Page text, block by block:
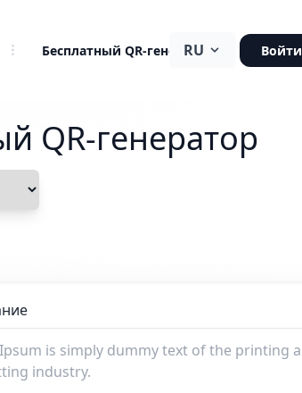
Бесплатный QR-генератор
RU Войти
QR-генератор